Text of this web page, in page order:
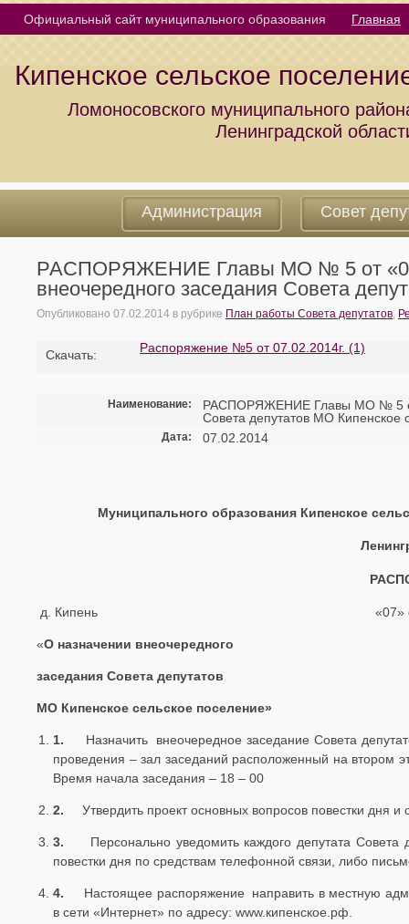
Официальный сайт муниципального образования Главная
Кипенское сельское
Ломоносовского муниципального
Ленинградской
Администрация Совет
РАСПОРЯЖЕНИЕ Главы МО № 5 от
внеочередного заседания Совета
Опубликовано 07.02.2014 в рубрике План работы Совета депутатов,
Cкачать: Распоряжение №5 от 07.02.2014г. (1)
Наименование:
РАСПОРЯЖЕНИЕ Главы МО № 5 от
Совета депутатов МО Кипенское
Дата: 07.02.2014
Муниципального образования Кипенское
д. Кипень «07» февраля
«О назначении внеочередного
заседания Совета депутатов
МО Кипенское сельское поселение»
1. Назначить внеочередное заседание Совета
проведения – зал заседаний расположенный на втором
Время начала заседания – 18 – 00
2. Утвердить проект основных вопросов повестки дня
3. Персонально уведомить каждого депутата
повестки дня по средствам телефонной связи, либо
4. Настоящее распоряжение направить в местную
в сети «Интернет» по адресу: www.кипенское.рф.